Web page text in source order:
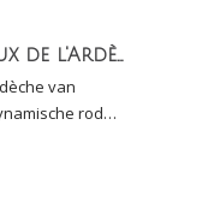
"Petit Selve" IGP Côteaux de l'Ardèche
van
rode
en Syrah